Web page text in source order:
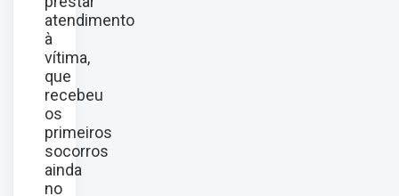
atendimento
à
vítima,
que
recebeu
os
primeiros
socorros
ainda
no